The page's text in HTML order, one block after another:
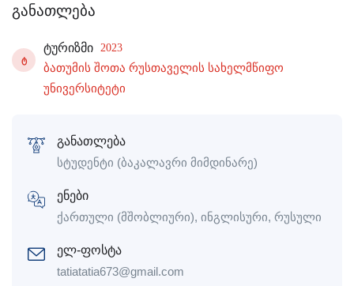
განათლება
Ტ
ტურიზმი 2023
ბათუმის შოთა რუსთაველის სახელმწიფო
უნივერსიტეტი
განათლება
სტუდენტი (ბაკალავრი მიმდინარე)
ენები
ქართული (მშობლიური), ინგლისური, რუსული
ელ-ფოსტა
tatiatatia673@gmail.com